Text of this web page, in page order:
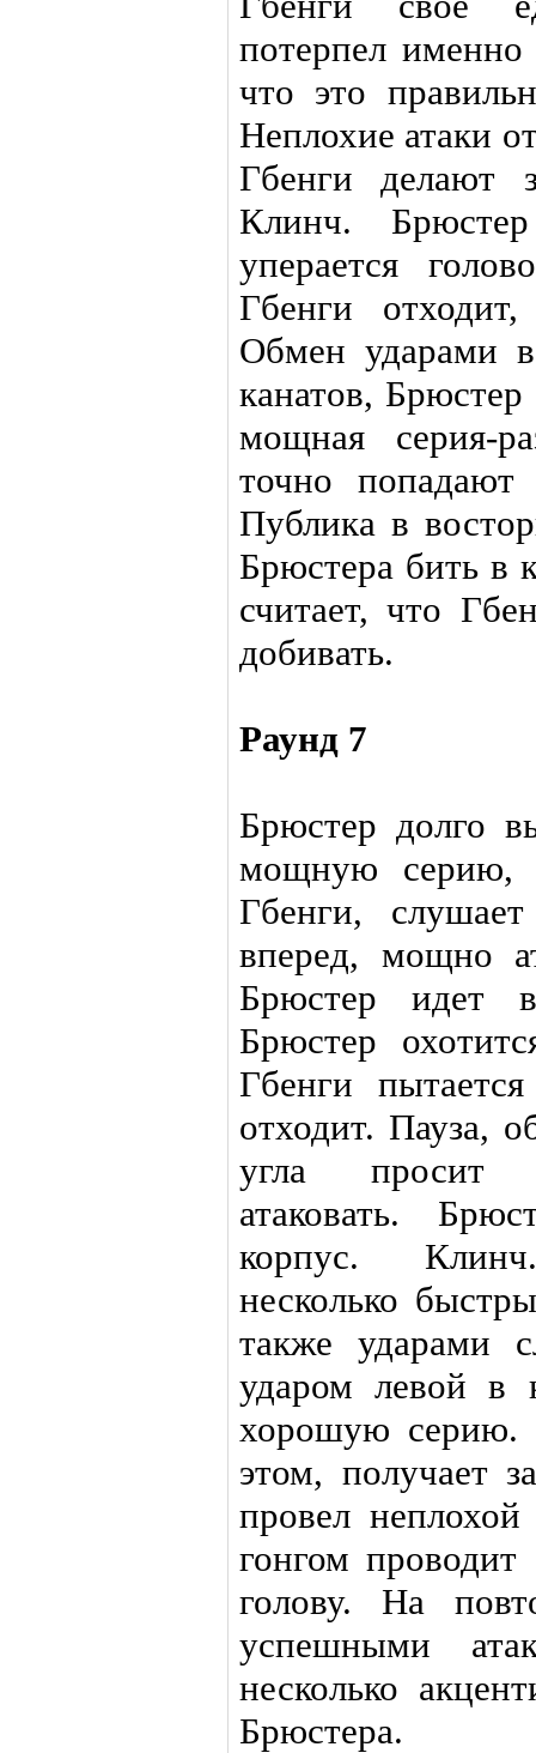
потерпел именно
что это
Неплохие атаки
Гбенги делают
Клинч.
уперается
Гбенги
Обмен ударами
канатов,
мощная серия-
точно попадают
Публика в
Брюстера бить в
считает, что
добивать.
Раунд 7
Брюстер долго
мощную серию,
Гбенги,
вперед, мощно
Брюстер идет
Брюстер
Гбенги
отходит. Пауза,
угла просит
атаковать.
корпус.
несколько
также ударами
ударом левой в
хорошую серию.
этом, получает
провел
гонгом
голову. На
успешными
несколько
Брюстера.